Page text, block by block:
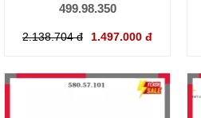
499.98.350
2.138.704 đ 1.497.000 đ